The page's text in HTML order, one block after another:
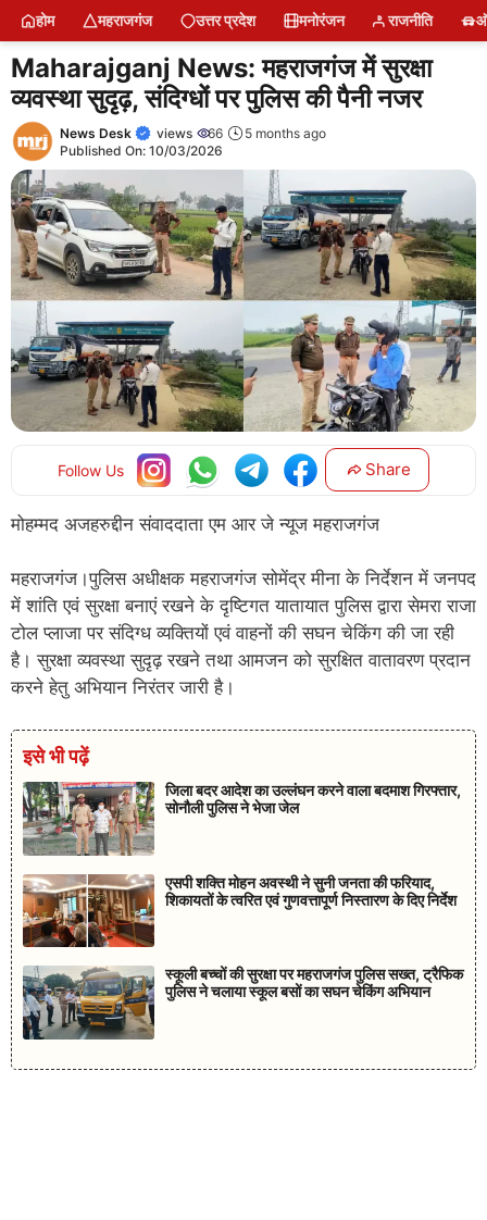
Skip
content
होम महराजगंज उत्तर प्रदेश मनोरंजन राजनीति
Maharajganj News: महराजगंज में सुरक्षा
व्यवस्था सुदृढ़, संदिग्धों पर पुलिस की पैनी नजर
News Desk views 66
5 months ago
Published On: 10/03/2026
Follow Us Share
मोहम्मद अजहरुद्दीन संवाददाता एम आर जे न्यूज महराजगंज
महराजगंज।पुलिस अधीक्षक महराजगंज सोमेंद्र मीना के निर्देशन में जनपद
में शांति एवं सुरक्षा बनाएं रखने के दृष्टिगत यातायात पुलिस द्वारा सेमरा राजा
टोल प्लाजा पर संदिग्ध व्यक्तियों एवं वाहनों की सघन चेकिंग की जा रही
है। सुरक्षा व्यवस्था सुदृढ़ रखने तथा आमजन को सुरक्षित वातावरण प्रदान
करने हेतु अभियान निरंतर जारी है।
इसे भी पढ़ें
जिला बदर आदेश का उल्लंघन करने वाला बदमाश गिरफ्तार,
सोनौली पुलिस ने भेजा जेल
एसपी शक्ति मोहन अवस्थी ने सुनी जनता की फरियाद,
शिकायतों के त्वरित एवं गुणवत्तापूर्ण निस्तारण के दिए निर्देश
स्कूली बच्चों की सुरक्षा पर महराजगंज पुलिस सख्त, ट्रैफिक
पुलिस ने चलाया स्कूल बसों का सघन चेकिंग अभियान